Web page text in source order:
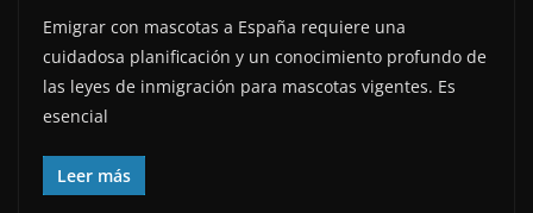
Emigrar con mascotas a España requiere una
cuidadosa planificación y un conocimiento profundo de
las leyes de inmigración para mascotas vigentes. Es
esencial
Leer más